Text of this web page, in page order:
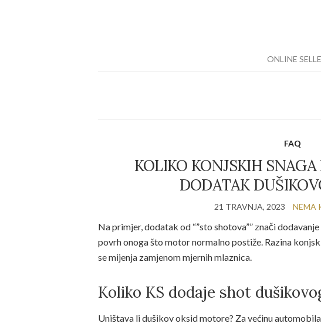
ONLINE
FAQ
KOLIKO KONJSKIH
DODATAK
21 TRAVNJA, 2023 NEMA
Na primjer, dodatak od “”sto shotova”” znači
povrh onoga što motor normalno postiže. Razina
se mijenja zamjenom mjernih mlaznica.
Koliko KS dodaje shot
Uništava li dušikov oksid motore? Za većinu